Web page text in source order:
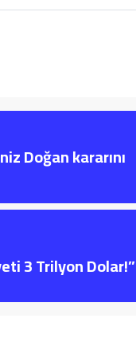
Doğan kararını
3 Trilyon Dolar!”